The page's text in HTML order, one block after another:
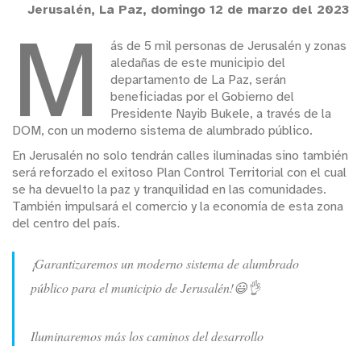
Jerusalén, La Paz, domingo 12 de marzo del 2023
M
ás de 5 mil personas de Jerusalén y zonas
aledañas de este municipio del
departamento de La Paz, serán
beneficiadas por el Gobierno del
Presidente Nayib Bukele, a través de la
DOM, con un moderno sistema de alumbrado público.
En Jerusalén no solo tendrán calles iluminadas sino también
será reforzado el exitoso Plan Control Territorial con el cual
se ha devuelto la paz y tranquilidad en las comunidades.
También impulsará el comercio y la economía de esta zona
del centro del país.
¡Garantizaremos un moderno sistema de alumbrado
público para el municipio de Jerusalén!😃👌
Iluminaremos más los caminos del desarrollo